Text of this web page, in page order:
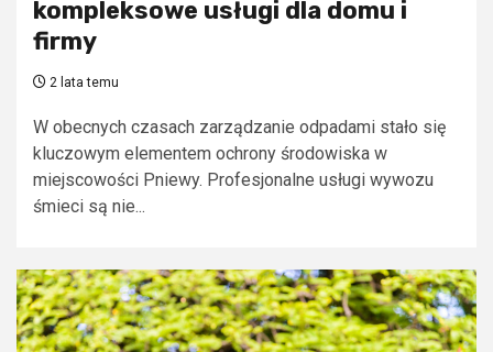
kompleksowe usługi dla domu i
firmy
2 lata temu
W obecnych czasach zarządzanie odpadami stało się
kluczowym elementem ochrony środowiska w
miejscowości Pniewy. Profesjonalne usługi wywozu
śmieci są nie...